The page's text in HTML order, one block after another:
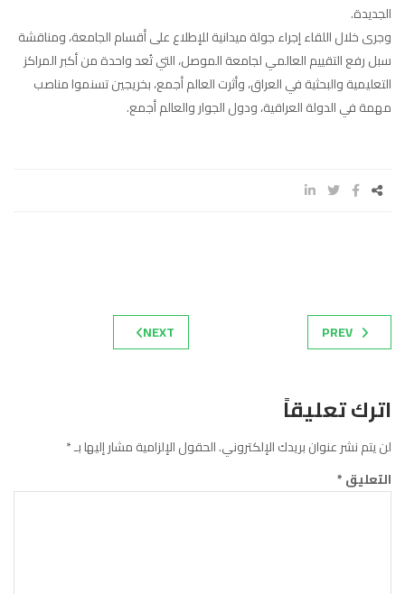
الجديدة.
وجرى خلال اللقاء إجراء جولة ميدانية للإطلاع على أقسام الجامعة، ومناقشة
سبل رفع التقييم العالمي لجامعة الموصل، التي تُعد واحدة من أكبر المراكز
التعليمية والبحثية في العراق، وأثرت العالم أجمع، بخريجين تسنموا مناصب
مهمة في الدولة العراقية، ودول الجوار والعالم أجمع.
PREV
NEXT
اترك تعليقاً
لن يتم نشر عنوان بريدك الإلكتروني.الحقول الإلزامية مشار إليها بـ*
التعليق*